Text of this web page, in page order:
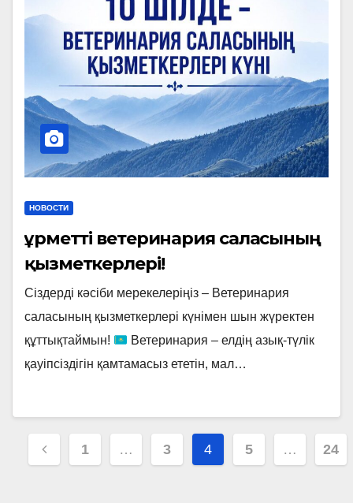
НОВОСТИ
Құрметті ветеринария саласының
қызметкерлері!
Сіздерді кәсіби мерекелеріңіз – Ветеринария
саласының қызметкерлері күнімен шын жүректен
құттықтаймын!
Ветеринария – елдің азық-түлік
қауіпсіздігін қамтамасыз ететін, мал…
Навигация
1 … 3 4 5 … 24